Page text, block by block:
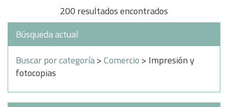
200 resultados encontrados
Búsqueda actual
Buscar por categoría>Comercio > Impresión y
fotocopias